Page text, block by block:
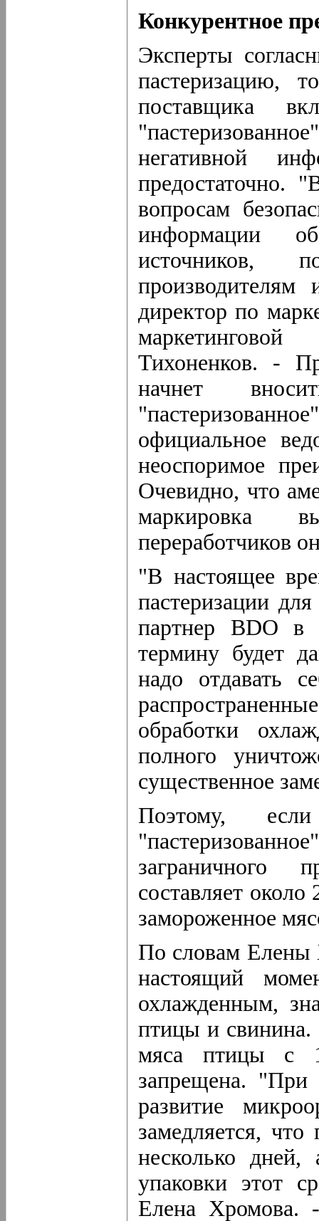
Конкурентное
Эксперты
пастеризацию,
поставщика
негативной
предостаточно.
вопросам
информации
источников,
производителям
директор по
Тихоненков. -
начнет
официальное
неоспоримое
Очевидно, что
маркировка
переработчиков
"В настоящее
пастеризации
партнер BDO
термину будет
надо отдавать
обработки
полного
существенное
Поэтому,
заграничного
составляет
замороженное
По словам Елены
настоящий
охлажденным,
птицы и свинина.
мяса птицы с
запрещена. "При
развитие
замедляется, что
несколько дней,
упаковки этот
Елена Хромова.